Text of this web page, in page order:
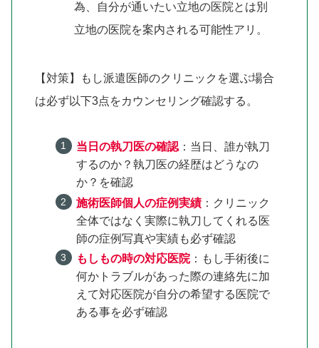
為、自分が通いたい立地の医院とは別
立地の医院を案内される可能性アリ。
【対策】もし派遣医師のクリニックを選ぶ場合
は必ず以下3点をカウンセリング確認する。
当日の執刀医の確認：当日、誰が執刀
するのか？執刀医の経歴はどうなの
か？を確認
施術医師個人の症例実績：クリニック
全体ではなく実際に執刀してくれる医
師の症例写真や実績も必ず確認
もしもの時の対応医院：もし手術後に
何かトラブルがあった際の連絡先に加
えて対応医院が自分の希望する医院で
ある事を必ず確認